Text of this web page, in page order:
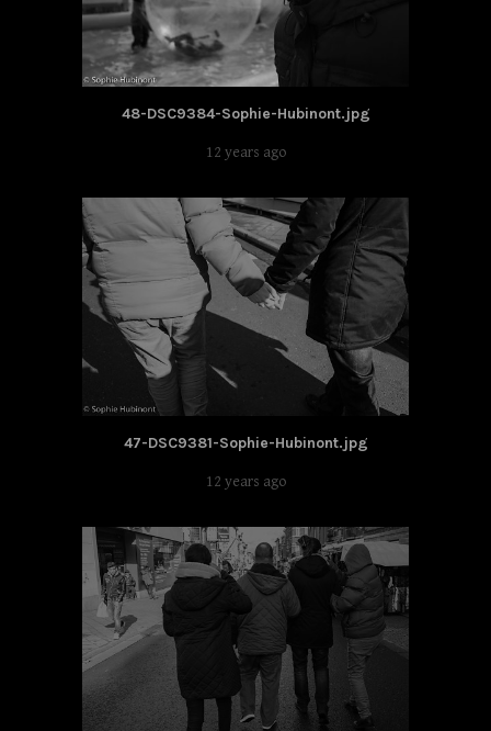
48-DSC9384-Sophie-Hubinont.jpg
12 years ago
47-DSC9381-Sophie-Hubinont.jpg
12 years ago